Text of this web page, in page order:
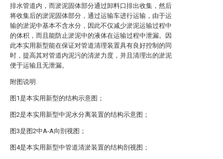
排水管道内，而淤泥固体部分通过卸料口排出收集，然后
将收集后的淤泥固体部分，通过运输车进行运输，由于运
输的淤泥中基本不含水分，因此不仅减少淤泥运输过程中
的体积，而且能防止淤泥中的液体在运输过程中泄漏。因
此本实用新型能在保证对管道清理装置具有良好控制的同
时，提高其对管道内泥污的清淤力度，并且清理出的淤泥
便于运输且无泄漏。
附图说明
图1是本实用新型的结构示意图；
图2是本实用新型中泥水分离装置的结构示意图；
图3是图2中A-A向剖视图；
图4是本实用新型中管道清淤装置的结构剖视图；